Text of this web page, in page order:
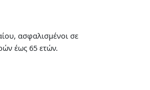
ασφαλισμένοι σε
έως 65 ετών.